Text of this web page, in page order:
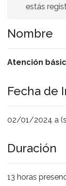
estás
Nombre
Atención
Fecha de
02/01/2024 a
Duración
13 horas